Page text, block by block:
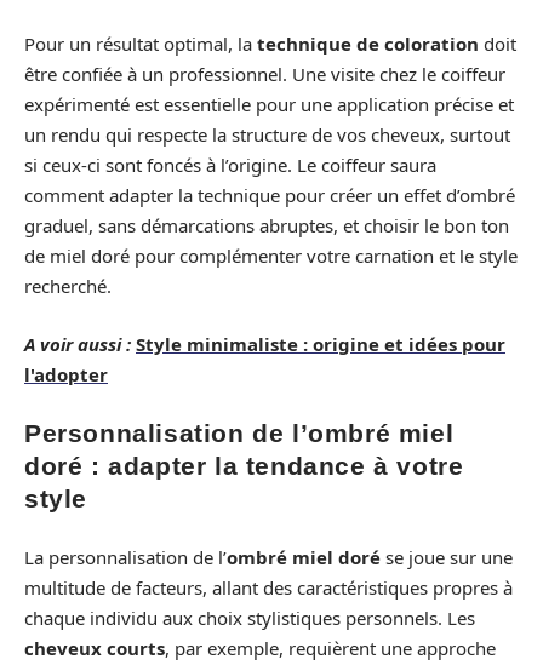
Pour un résultat optimal, la technique de coloration doit
être confiée à un professionnel. Une visite chez le coiffeur
expérimenté est essentielle pour une application précise et
un rendu qui respecte la structure de vos cheveux, surtout
si ceux-ci sont foncés à l’origine. Le coiffeur saura
comment adapter la technique pour créer un effet d’ombré
graduel, sans démarcations abruptes, et choisir le bon ton
de miel doré pour complémenter votre carnation et le style
recherché.
A voir aussi : Style minimaliste : origine et idées pour
l'adopter
Personnalisation de l’ombré miel
doré : adapter la tendance à votre
style
La personnalisation de l’ombré miel doré se joue sur une
multitude de facteurs, allant des caractéristiques propres à
chaque individu aux choix stylistiques personnels. Les
cheveux courts, par exemple, requièrent une approche